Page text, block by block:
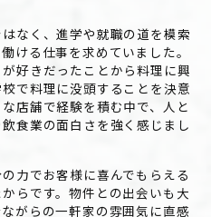
なく、進学や就職の道を模索
ける仕事を求めていました。
好きだったことから料理に興
で料理に没頭することを決意
店舗で経験を積む中で、人と
食業の面白さを強く感じまし
力でお客様に喜んでもらえる
らです。物件との出会いも大
がらの一軒家の雰囲気に直感